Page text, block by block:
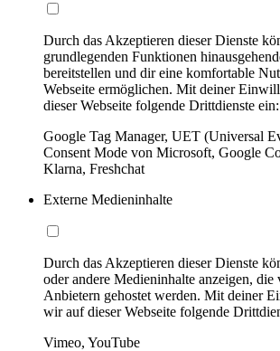
Durch das Akzeptieren dieser Dienste
grundlegenden Funktionen
bereitstellen und dir eine komfortable
Webseite ermöglichen. Mit deiner
dieser Webseite folgende Drittdienste ein:
Google Tag Manager, UET (Universal
Consent Mode von Microsoft, Google
Klarna, Freshchat
Externe Medieninhalte
Durch das Akzeptieren dieser Dienste
oder andere Medieninhalte anzeigen, die
Anbietern gehostet werden. Mit deiner
wir auf dieser Webseite folgende
Vimeo, YouTube